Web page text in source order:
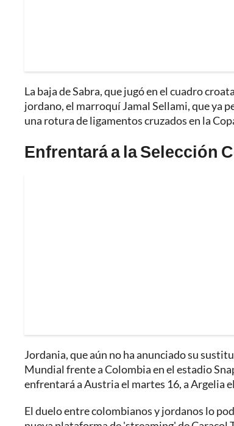
La baja de Sabra, que jugó en el cuadro
jordano, el marroquí Jamal Sellami, que ya
una rotura de ligamentos cruzados en la
Enfrentará a la Selección
Jordania, que aún no ha anunciado su
Mundial frente a Colombia en el estadio
enfrentará a Austria el martes 16, a Argelia
El duelo entre colombianos y jordanos lo